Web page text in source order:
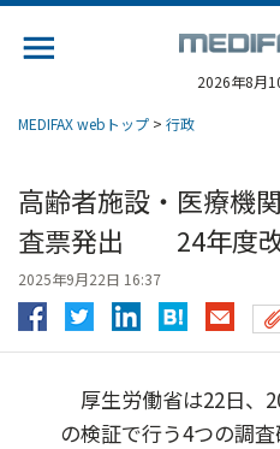
2026年8月
MEDIFAX webトップ > 行政
高齢者施設・医療機
査票発出 24年度
2025年9月22日 16:37
厚生労働省は22日、
の検証で行う4つの調